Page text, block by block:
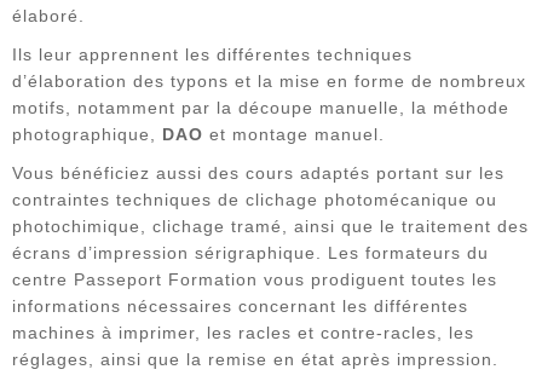
élaboré.
Ils leur apprennent les différentes techniques
d’élaboration des typons et la mise en forme de nombreux
motifs, notamment par la découpe manuelle, la méthode
photographique,
DAO et montage manuel.
Vous bénéficiez aussi des cours adaptés portant sur les
contraintes techniques de clichage photomécanique ou
photochimique, clichage tramé, ainsi que le traitement des
écrans d’impression sérigraphique. Les formateurs du
centre Passeport Formation vous prodiguent toutes les
informations nécessaires concernant les différentes
machines à imprimer, les racles et contre-racles, les
réglages, ainsi que la remise en état après impression.